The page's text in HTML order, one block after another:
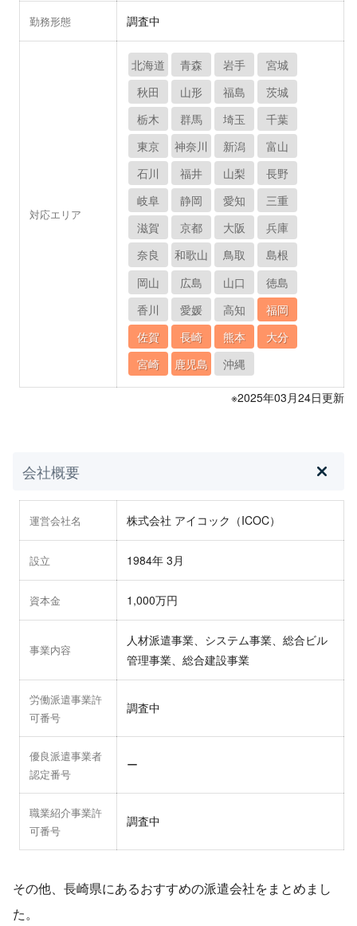
勤務形態 調査中
対応エリア
北海道 青森 岩手
宮城
秋田
山形 福島
茨城
栃木
群馬 埼玉
千葉
東京
神奈川 新潟
富山
石川
福井 山梨
長野
岐阜
静岡 愛知
三重
滋賀
京都 大阪
兵庫
奈良
和歌山 鳥取
島根
岡山
広島 山口
徳島
香川
愛媛 高知
福岡
佐賀
長崎 熊本
大分
宮崎
鹿児島 沖縄
※2025年03月24日更新
会社概要
運営会社名 株式会社 アイコック（ICOC）
設立 1984年 3月
資本金 1,000万円
事業内容
人材派遣事業、システム事業、総合ビル
管理事業、総合建設事業
労働派遣事業許
可番号
調査中
優良派遣事業者
認定番号
ー
職業紹介事業許
可番号
調査中
その他、長崎県にあるおすすめの派遣会社をまとめまし
た。